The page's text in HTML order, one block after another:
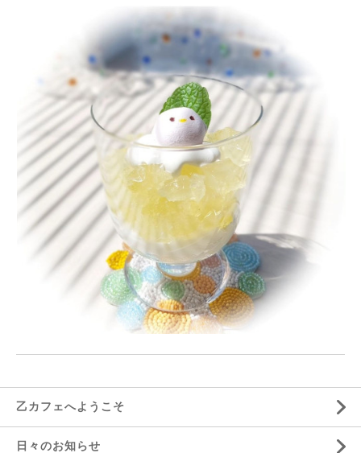
乙カフェへようこそ
日々のお知らせ